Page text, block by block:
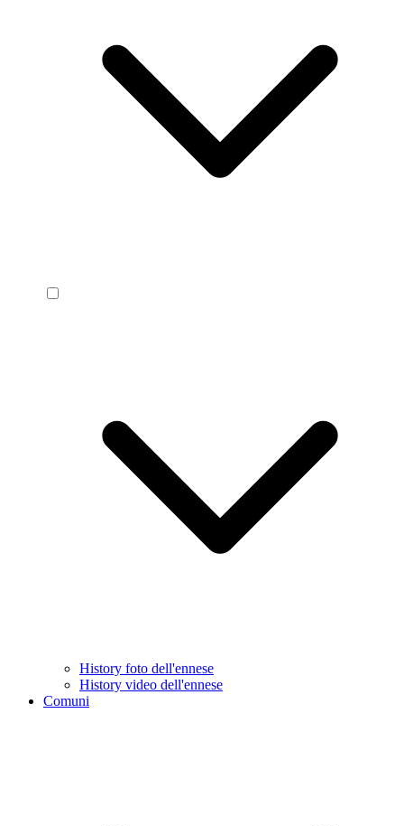
History foto dell'ennese
History video dell'ennese
Comuni